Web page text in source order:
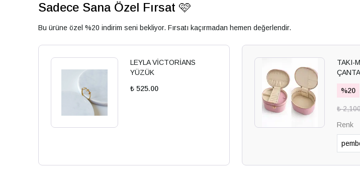
Sadece Sana Özel Fırsat 🩷
Bu ürüne özel %20 indirim seni bekliyor. Fırsatı kaçırmadan hemen değerlendir.
LEYLA VİCTORİANS
YÜZÜK
₺ 525.00
TAKI-
%20
₺
Renk